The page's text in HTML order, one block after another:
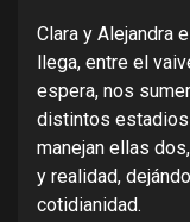
Clara y Alejandra
llega, entre el
espera, nos
distintos estadios
manejan ellas
y realidad,
cotidianidad.